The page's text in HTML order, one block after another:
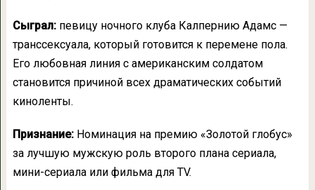
Сыграл:певицу ночного клуба Калпернию Адамс —
транссексуала, который готовится к перемене пола.
Его любовная линия с американским солдатом
становится причиной всех драматических событий
киноленты.
Признание:Номинация на премию «Золотой глобус»
за лучшую мужскую роль второго плана сериала,
мини-сериала или фильма для TV.